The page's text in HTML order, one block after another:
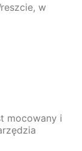
w
mocowany i